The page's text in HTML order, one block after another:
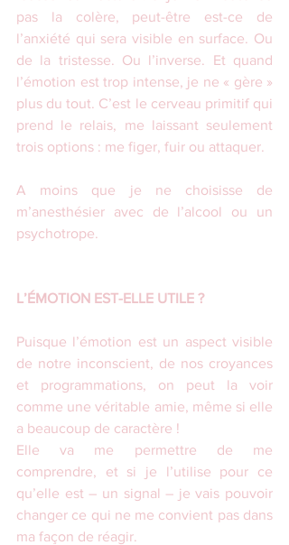
pas la colère, peut-être est-ce de
l’anxiété qui sera visible en surface. Ou
de la tristesse. Ou l’inverse. Et quand
l’émotion est trop intense, je ne « gère »
plus du tout. C’est le cerveau primitif qui
prend le relais, me laissant seulement
trois options : me figer, fuir ou attaquer.
A moins que je ne choisisse de
m’anesthésier avec de l’alcool ou un
psychotrope.
L’ÉMOTION EST-ELLE UTILE ?
Puisque l’émotion est un aspect visible
de notre inconscient, de nos croyances
et programmations, on peut la voir
comme une véritable amie, même si elle
a beaucoup de caractère !
Elle va me permettre de me
comprendre, et si je l’utilise pour ce
qu’elle est – un signal – je vais pouvoir
changer ce qui ne me convient pas dans
ma façon de réagir.